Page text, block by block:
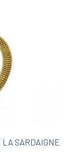
LA SARDAIGNE